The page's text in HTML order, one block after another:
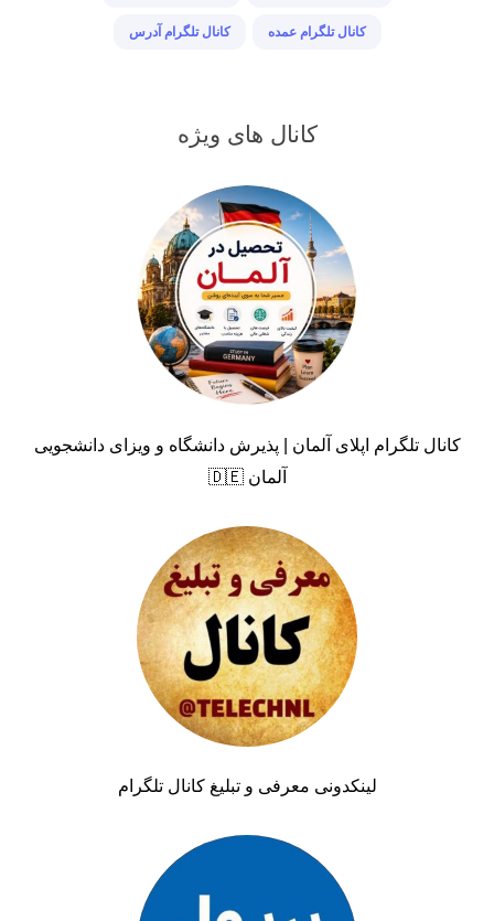
کانال تلگرام عمده کانال تلگرام آدرس
کانال های ویژه
کانال تلگرام اپلای آلمان | پذیرش دانشگاه و ویزای دانشجویی
آلمان 🇩🇪
لینکدونی معرفی و تبلیغ کانال تلگرام